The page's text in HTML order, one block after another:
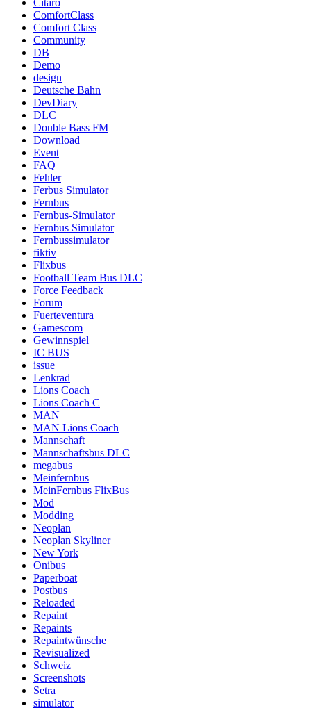
ComfortClass
Comfort Class
Community
DB
Demo
design
Deutsche Bahn
DevDiary
DLC
Double Bass FM
Download
Event
FAQ
Fehler
Ferbus Simulator
Fernbus
Fernbus-Simulator
Fernbus Simulator
Fernbussimulator
fiktiv
Flixbus
Football Team Bus DLC
Force Feedback
Forum
Fuerteventura
Gamescom
Gewinnspiel
IC BUS
issue
Lenkrad
Lions Coach
Lions Coach C
MAN
MAN Lions Coach
Mannschaft
Mannschaftsbus DLC
megabus
Meinfernbus
MeinFernbus FlixBus
Mod
Modding
Neoplan
Neoplan Skyliner
New York
Onibus
Paperboat
Postbus
Reloaded
Repaint
Repaints
Repaintwünsche
Revisualized
Schweiz
Screenshots
Setra
simulator